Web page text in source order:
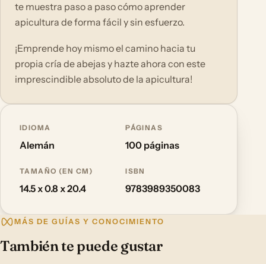
te muestra paso a paso cómo aprender
apicultura de forma fácil y sin esfuerzo.
¡Emprende hoy mismo el camino hacia tu
propia cría de abejas y hazte ahora con este
imprescindible absoluto de la apicultura!
IDIOMA
Alemán
PÁGINAS
100 páginas
TAMAÑO (EN CM)
14.5 x 0.8 x 20.4
ISBN
9783989350083
MÁS DE GUÍAS Y CONOCIMIENTO
También te puede gustar